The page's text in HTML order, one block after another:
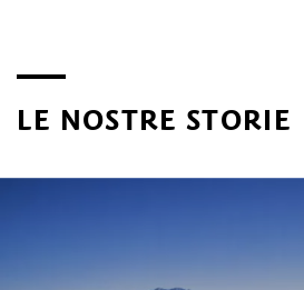
LE NOSTRE STORIE